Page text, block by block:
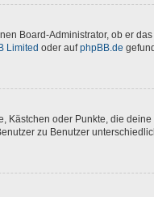
Board-Administrator, ob er
Limited oder aufphpBB.de
Kästchen oder Punkte, die
zu Benutzer